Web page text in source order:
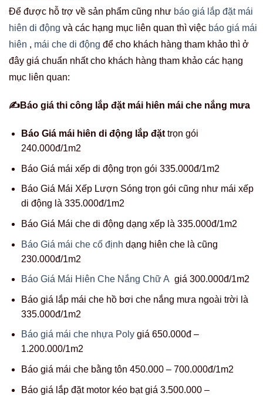
Để được hỗ trợ về sản phẩm cũng như báo giá lắp đặt mái
hiên di động và các hạng mục liên quan thì việc báo giá mái
hiên , mái che di động để cho khách hàng tham khảo thì ở
đây giá chuẩn nhất cho khách hàng tham khảo các hạng
mục liên quan:
✍Báo giá thi công lắp đặt mái hiên mái che nắng mưa
Báo Giá mái hiên di động lắp đặttrọn gói
240.000đ/1m2
Báo Giá mái xếp di động trọn gói 335.000đ/1m2
Báo Giá Mái Xếp Lượn Sóng trọn gói cũng như mái xếp
di động là 335.000đ/1m2
Báo Giá Mái che di động dạng xếp là 335.000đ/1m2
Báo Giá mái che cố định dạng hiên che là cũng
230.000đ/1m2
Báo Giá Mái Hiên Che Nắng Chữ A giá 300.000đ/1m2
Báo giá lắp mái che hồ bơi che nắng mưa ngoài trời là
335.000đ/1m2
Báo giá mái che nhựa Polygiá 650.000đ –
1.200.000/1m2
Báo giá mái che bằng tôn 450.000 – 700.000đ/1m2
Báo giá lắp đặt motor kéo bạt giá 3.500.000 –